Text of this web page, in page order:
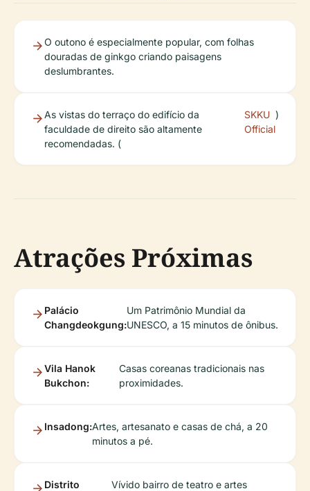
O outono é especialmente popular, com folhas
douradas de ginkgo criando paisagens
deslumbrantes.
As vistas do terraço do edifício da
faculdade de direito são altamente
recomendadas. (
SKKU
Official
)
Atrações Próximas
Palácio
Changdeokgung:
Um Patrimônio Mundial da
UNESCO, a 15 minutos de ônibus.
Vila Hanok
Bukchon:
Casas coreanas tradicionais nas
proximidades.
Insadong:Artes, artesanato e casas de chá, a 20
minutos a pé.
Distrito
Vívido bairro de teatro e artes